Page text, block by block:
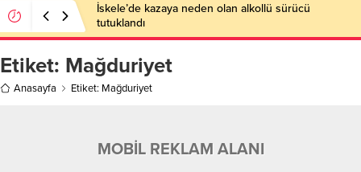
İskele’de kazaya neden olan alkollü sürücü
tutuklandı
Etiket: Mağduriyet
Anasayfa Etiket: Mağduriyet
MOBİL REKLAM ALANI